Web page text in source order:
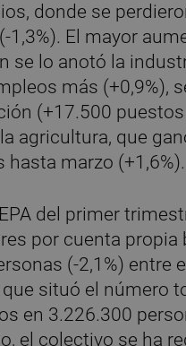
donde se
1,3%). El mayor
se lo anotó la
más (+0,9%),
(+17.500
agricultura, que
hasta marzo (+1,6%).
del primer
por cuenta propia
(-2,1%) entre
situó el número
en 3.226.300
el colectivo se ha